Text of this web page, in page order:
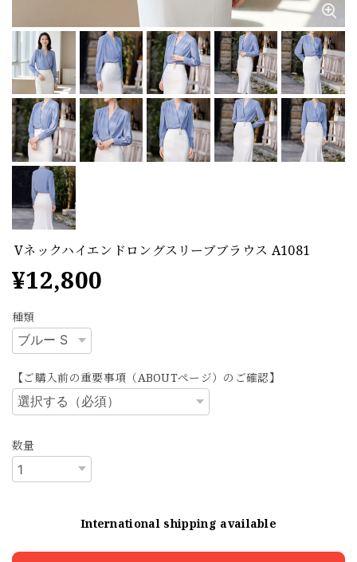
Vネックハイエンドロングスリーブブラウス A1081
¥12,800
種類
【ご購入前の重要事項（ABOUTページ）のご確認】
数量
International shipping available